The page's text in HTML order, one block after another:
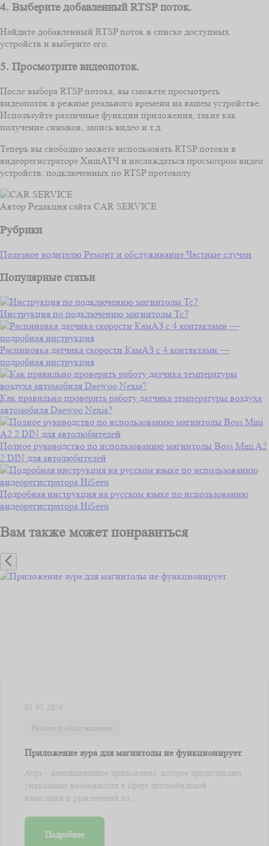
4. Выберите добавленный RTSP поток.
Найдите добавленный RTSP поток в списке доступных
устройств и выберите его.
5. Просмотрите видеопоток.
После выбора RTSP потока, вы сможете просмотреть
видеопоток в режиме реального времени на вашем устройстве.
Используйте различные функции приложения, такие как
получение снимков, запись видео и т.д.
Теперь вы свободно можете использовать RTSP потоки в
видеорегистраторе ХищАТЧ и наслаждаться просмотром видео
устройств, подключенных по RTSP протоколу.
Автор Редакция сайта CAR SERVICE
Рубрики
Полезное водителю Ремонт и обслуживание Частные случаи
Популярные статьи
Инструкция по подключению магнитолы Тс7
Распиновка датчика скорости КамАЗ с 4 контактами —
подробная инструкция
Как правильно проверить работу датчика температуры воздуха
автомобиля Daewoo Nexia?
Полное руководство по использованию магнитолы Boss Mini A2
2 DIN для автолюбителей
Подробная инструкция на русском языке по использованию
видеорегистратора HiSeeu
Вам также может понравиться
01.05.2026
Ремонт и обслуживание
Приложение аура для магнитолы не функционирует
Аура – инновационное приложение, которое предоставляет
уникальные возможности в сфере автомобильной
навигации и развлечений на ...
Подробнее